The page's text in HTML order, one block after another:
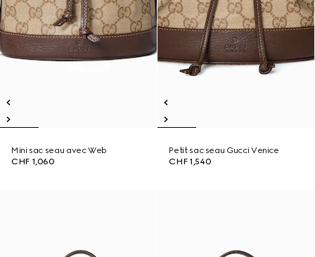
Mini sac seau avec Web
CHF 1,060
Petit sac seau Gucci Venice
CHF 1,540